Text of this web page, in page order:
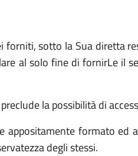
sotto la Sua diretta
al solo fine di fornirLe il
la possibilità di
formato ed
degli stessi.